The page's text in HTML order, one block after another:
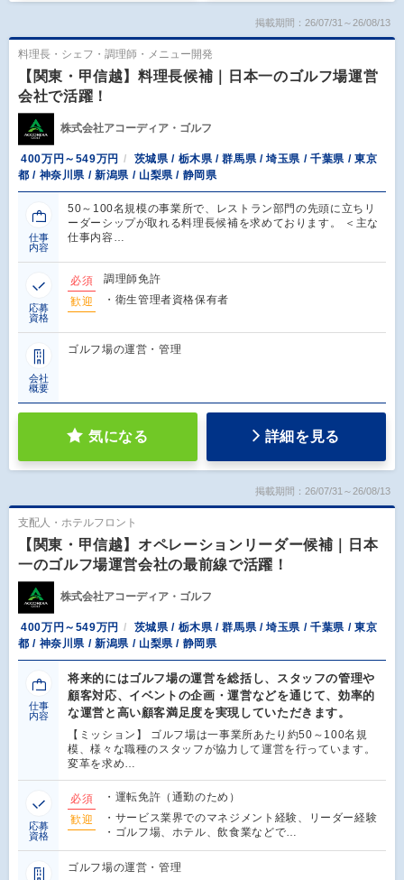
掲載期間：26/07/31～26/08/13
料理長・シェフ・調理師・メニュー開発
【関東・甲信越】料理長候補｜日本一のゴルフ場運営
会社で活躍！
株式会社アコーディア・ゴルフ
400万円～549万円
茨城県 / 栃木県 / 群馬県 / 埼玉県 / 千葉県 / 東京
都 / 神奈川県 / 新潟県 / 山梨県 / 静岡県
仕事
内容
50～100名規模の事業所で、レストラン部門の先頭に立ちリ
ーダーシップが取れる料理長候補を求めております。 ＜主な
仕事内容…
応募
資格
必須
調理師免許
歓迎
・衛生管理者資格保有者
会社
概要
ゴルフ場の運営・管理
気になる 詳細を見る
掲載期間：26/07/31～26/08/13
支配人・ホテルフロント
【関東・甲信越】オペレーションリーダー候補｜日本
一のゴルフ場運営会社の最前線で活躍！
株式会社アコーディア・ゴルフ
400万円～549万円
茨城県 / 栃木県 / 群馬県 / 埼玉県 / 千葉県 / 東京
都 / 神奈川県 / 新潟県 / 山梨県 / 静岡県
仕事
内容
将来的にはゴルフ場の運営を総括し、スタッフの管理や
顧客対応、イベントの企画・運営などを通じて、効率的
な運営と高い顧客満足度を実現していただきます。
【ミッション】 ゴルフ場は一事業所あたり約50～100名規
模、様々な職種のスタッフが協力して運営を行っています。
変革を求め…
応募
資格
必須
・運転免許（通勤のため）
歓迎
・サービス業界でのマネジメント経験、リーダー経験
・ゴルフ場、ホテル、飲食業などで…
ゴルフ場の運営・管理